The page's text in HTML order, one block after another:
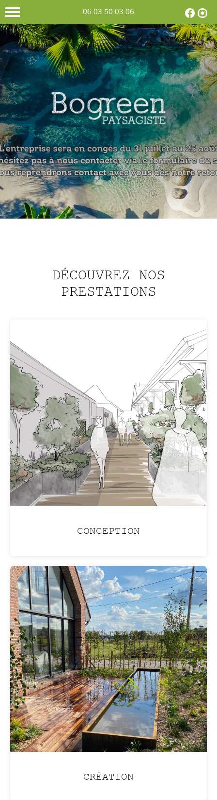
06 03 50 03 06
DÉCOUVREZ NOS
PRESTATIONS
CONCEPTION
CONCEPTION
Selon votregoût et vos envies,nous
concevonset réalisons lejardinde vos
rêves.
CRÉATION
De la première ébauche à sa réalisation,
nous nous occupons de la création du
jardin de A à Z.
PISCINE LAGON
Aménagez votre jardin pour créer une
atmosphère de vacancesété comme hiver
avec unepiscine lagon.